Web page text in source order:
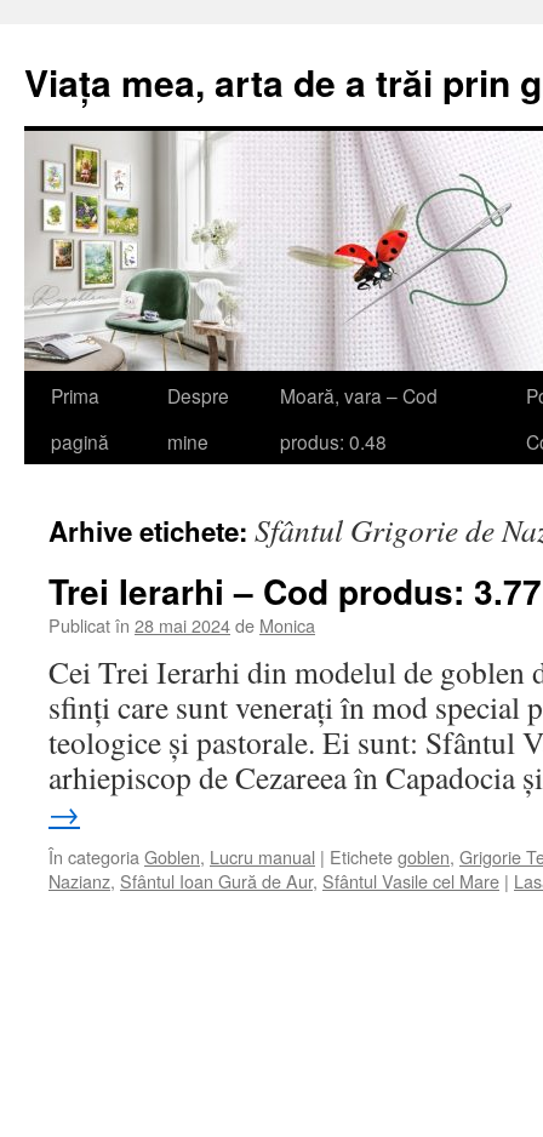
Viața mea, arta de a trăi prin
Sari
Prima
pagină
Despre
mine
Moară, vara – Cod
produs: 0.48
Arhive etichete: Sfântul Grigorie de
Trei Ierarhi – Cod produs: 3.77
Publicat în 28 mai 2024de Monica
Cei Trei Ierarhi din modelul de goblen
sfinți care sunt venerați în mod
teologice și pastorale. Ei sunt: Sfântul
arhiepiscop de Cezareea în
→
În categoria Goblen, Lucru manual | Etichetegoblen, Grigorie
Nazianz, Sfântul Ioan Gură de Aur, Sfântul Vasile cel Mare |